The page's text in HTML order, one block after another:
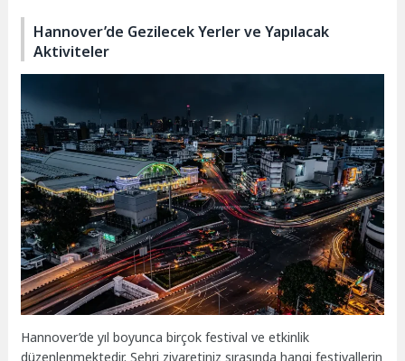
Hannover’de Gezilecek Yerler ve Yapılacak
Aktiviteler
Hannover’de yıl boyunca birçok festival ve etkinlik
düzenlenmektedir. Şehri ziyaretiniz sırasında hangi festivallerin